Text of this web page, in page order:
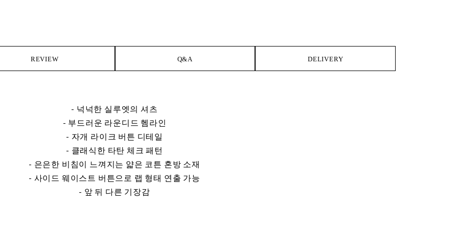
REVIEW Q&A DELIVERY
- 넉넉한 실루엣의 셔츠
- 부드러운 라운디드 헴라인
- 자개 라이크 버튼 디테일
- 클래식한 타탄 체크 패턴
- 은은한 비침이 느껴지는 얇은 코튼 혼방 소재
- 사이드 웨이스트 버튼으로 랩 형태 연출 가능
- 앞 뒤 다른 기장감